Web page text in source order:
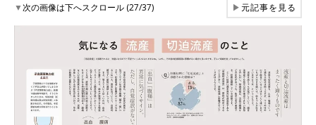
▼次の画像は下へスクロール (27/37) ▶元記事を見る